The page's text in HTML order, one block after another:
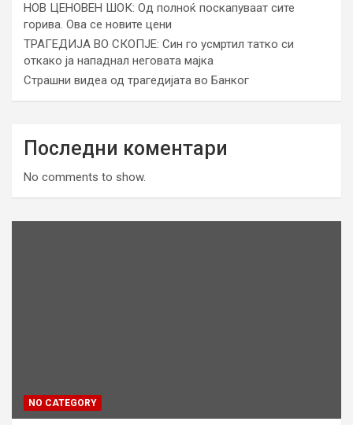
НОВ ЦЕНОВЕН ШОК: Од полноќ поскапуваат сите
горива. Ова се новите цени
ТРАГЕДИЈА ВО СКОПЈЕ: Син го усмртил татко си
откако ја нападнал неговата мајка
Страшни видеа од трагедијата во Банког
Последни коментари
No comments to show.
NO CATEGORY